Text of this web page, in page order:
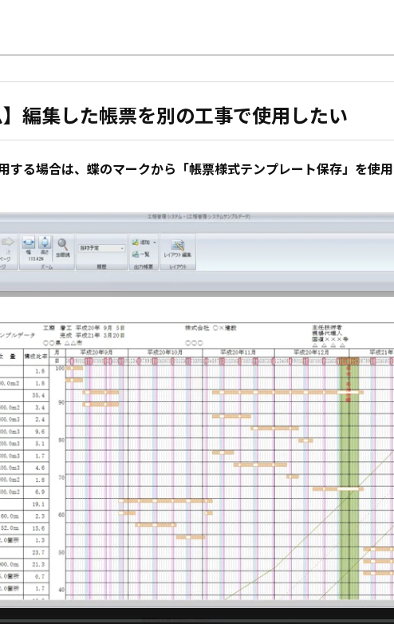
】編集した帳票を別の工事で使用したい
する場合は、蝶のマークから「帳票様式テンプレート保存」を使用